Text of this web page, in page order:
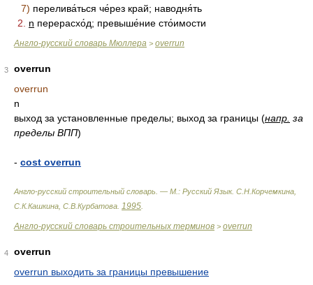
7) перелива́ться че́рез край; наводня́ть
2.
n перерасхо́д; превыше́ние сто́имости
Англо-русский словарь Мюллера > overrun
3
overrun
overrun
n
выход за установленные пределы; выход за границы (напр. за
пределы ВПП)
- cost overrun
Англо-русский строительный словарь. — М.: Русский Язык. С.Н.Корчемкина,
С.К.Кашкина, С.В.Курбатова 1995
Англо-русский словарь строительных терминов > overrun
4
overrun
overrun выходить за границы превышение